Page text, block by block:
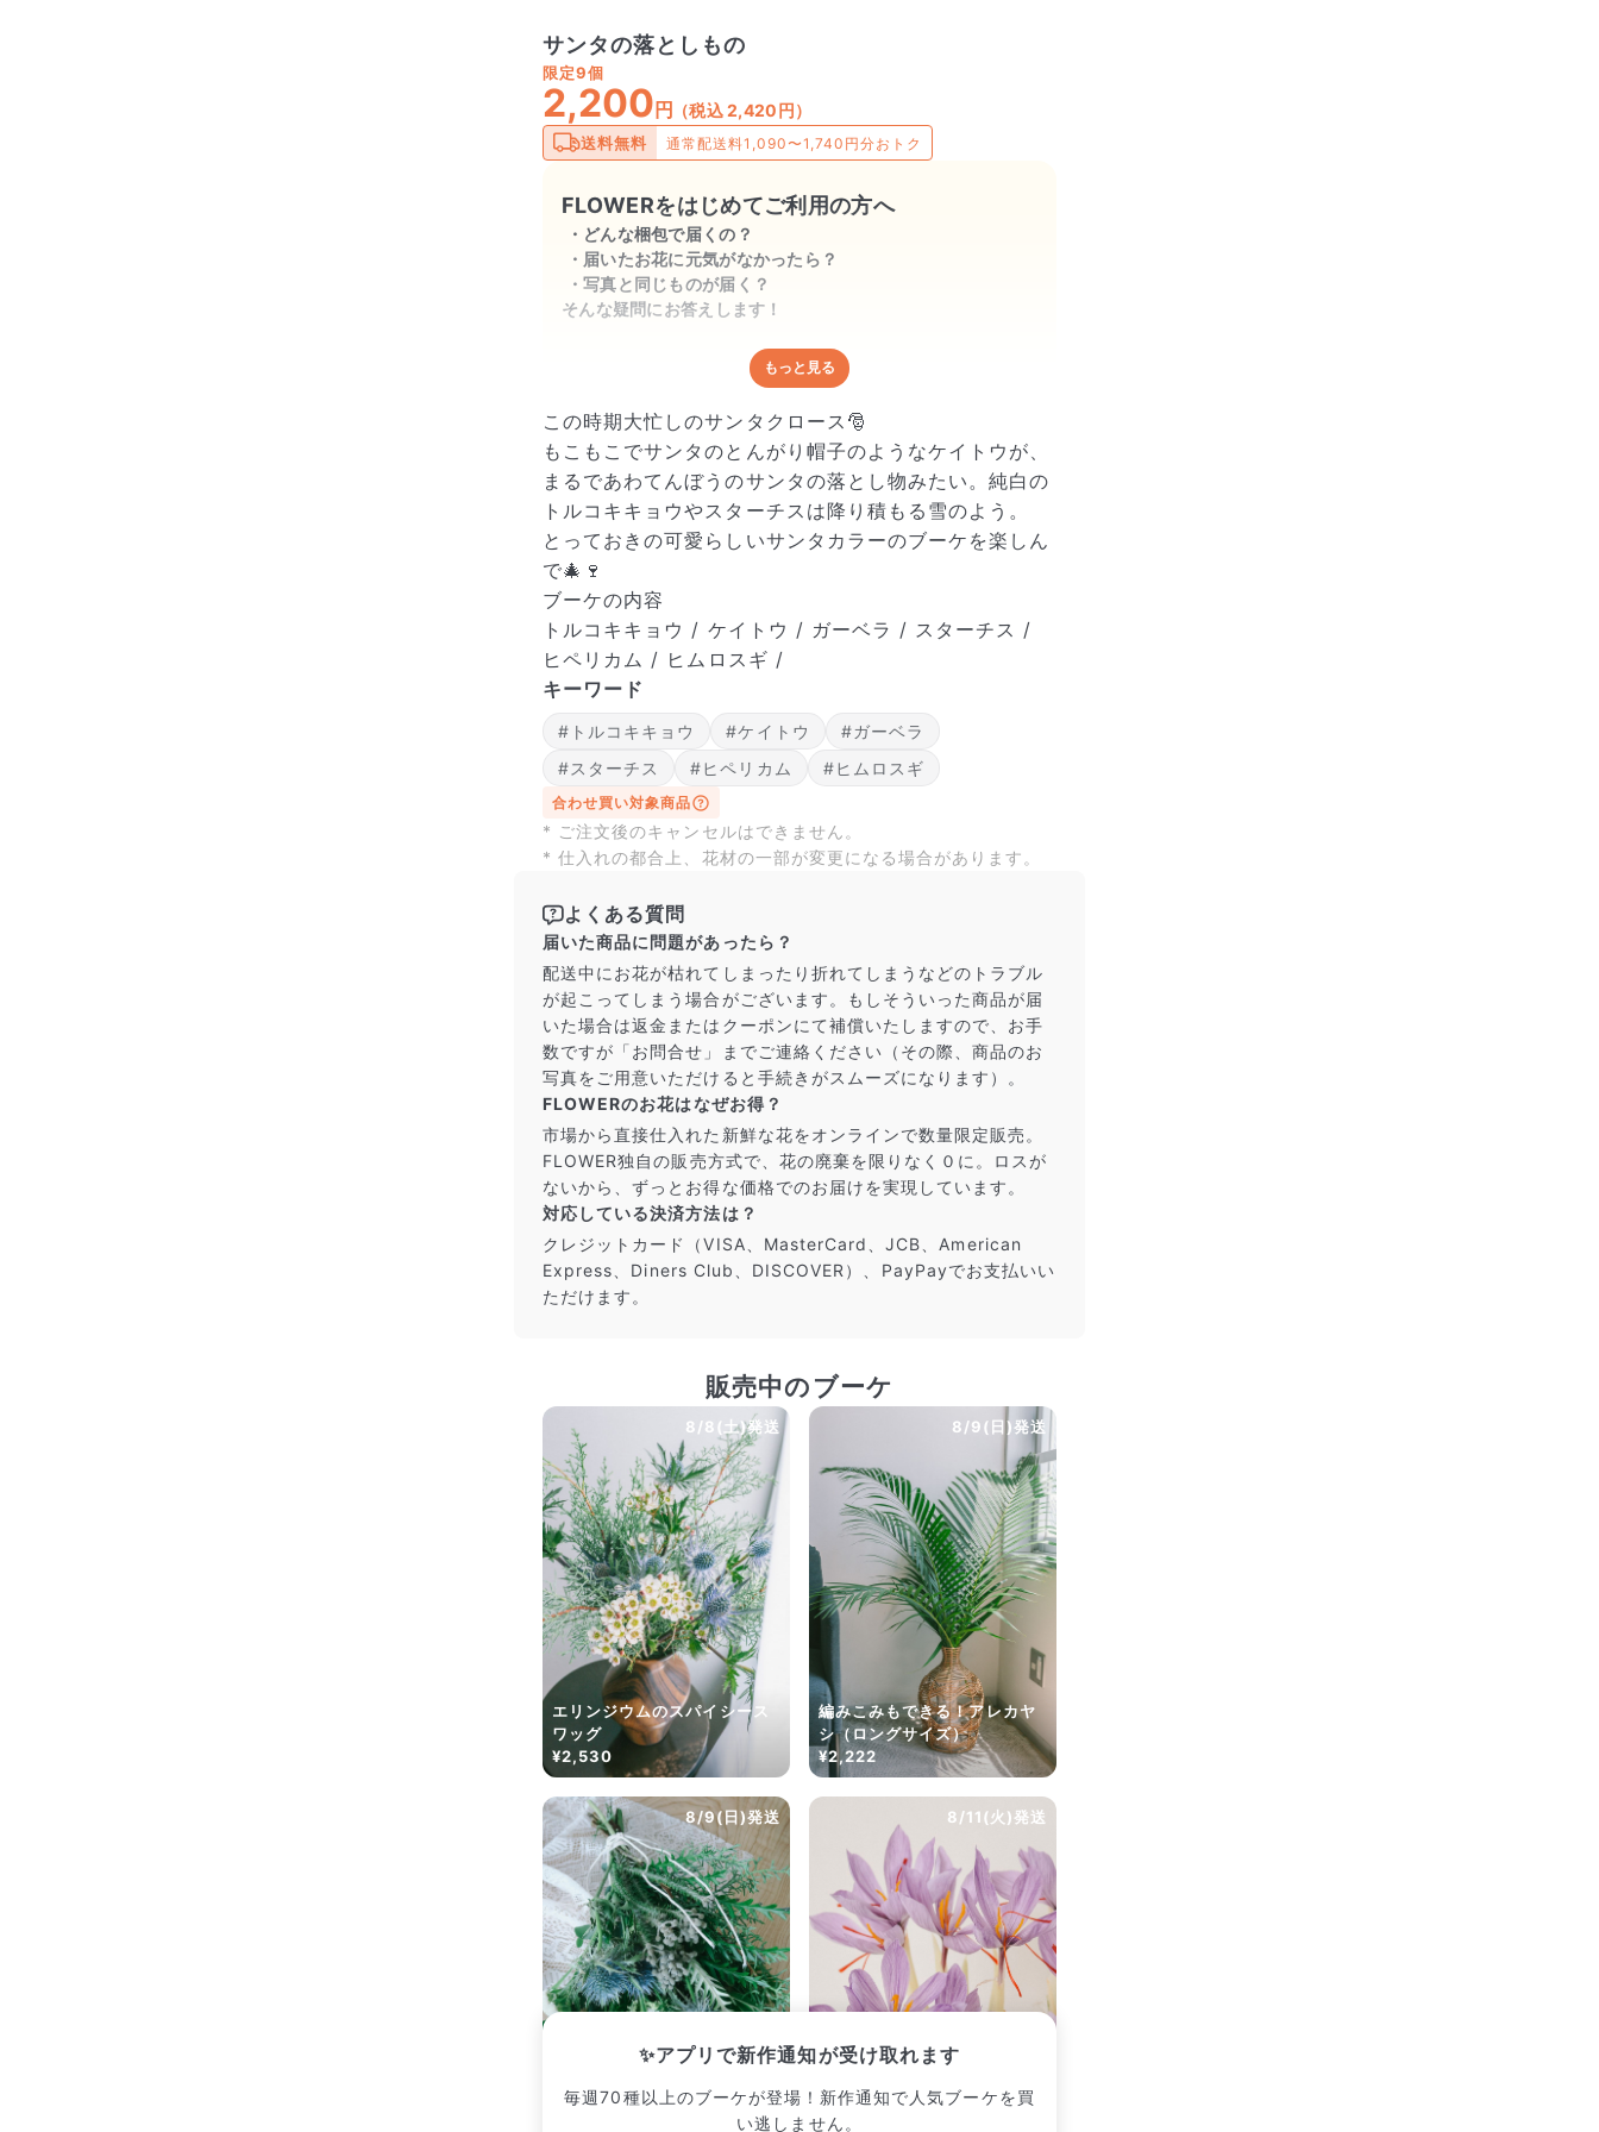
サンタの落としもの
限定9個
2,200 円 （税込 2,420円）
送料無料 通常配送料1,090〜1,740円分おトク
FLOWERをはじめてご利用の方へ
どんな梱包で届くの？
届いたお花に元気がなかったら？
写真と同じものが届く？
そんな疑問にお答えします！
どんな梱包で届くの？
出荷前に水揚げ（花が水を吸いやすくなる処理）を施し、専用
ボックスに丁寧に梱包してお届けしています。きゅっとまとめ
られて一見窮屈そうに見えますが、輸送中の衝撃による折れや
擦れを軽減する効果があります。
届いたお花に元気がなかったら？
もし届いたお花に「枯れている」「折れている」などの不備が
あった場合は、些細なことでもお気軽にサポートまでご連絡く
ださい。ご返金にて補償いたします。
写真と同じものが届く？
商品ページに掲載している写真は、実際にお届けする商品を撮
影したものです。お花は生き物なので、どうしても色味やサイ
ズ・咲き方に個体差はありますが、できるだけ写真のイメージ
に近いものをお届けできるように人の目でチェックをしていま
す。
Q. 毎月自動でお花が届くサービスですか？
いいえ、毎月自動でお届けするサービスではありません。好きな時
に好きな花をご注文いただけます。
もっと見る
この時期大忙しのサンタクロース🎅
もこもこでサンタのとんがり帽子のようなケイトウが、
まるであわてんぼうのサンタの落とし物みたい。純白の
トルコキキョウやスターチスは降り積もる雪のよう。
とっておきの可愛らしいサンタカラーのブーケを楽しん
で🎄🍷
ブーケの内容
トルコキキョウ / ケイトウ / ガーベラ / スターチス /
ヒペリカム / ヒムロスギ /
キーワード
#トルコキキョウ #ケイトウ
#ガーベラ
#スターチス
#ヒペリカム #ヒムロスギ
合わせ買い対象商品
* ご注文後のキャンセルはできません。
* 仕入れの都合上、花材の一部が変更になる場合があります。
よくある質問
届いた商品に問題があったら？
配送中にお花が枯れてしまったり折れてしまうなどのトラブル
が起こってしまう場合がございます。もしそういった商品が届
いた場合は返金またはクーポンにて補償いたしますので、お手
数ですが「お問合せ」までご連絡ください（その際、商品のお
写真をご用意いただけると手続きがスムーズになります）。
FLOWERのお花はなぜお得？
市場から直接仕入れた新鮮な花をオンラインで数量限定販売。
FLOWER独自の販売方式で、花の廃棄を限りなく０に。ロスが
ないから、ずっとお得な価格でのお届けを実現しています。
対応している決済方法は？
クレジットカード（VISA、MasterCard、JCB、American
Express、Diners Club、DISCOVER）、PayPayでお支払いい
ただけます。
✨アプリで新作通知が受け取れます
毎週70種以上のブーケが登場！新作通知で人気ブーケを買
い逃しません。
販売中のブーケ
8/8(土)発送
エリンジウムのスパイシース
ワッグ
¥2,530
8/9(日)発送
編みこみもできる！アレカヤ
シ（ロングサイズ）
¥2,222
8/9(日)発送
森林浴のおまかせスワッグ
8/11(火)発送
【産直】希少！土も水もいら
ない「サフランの球根」